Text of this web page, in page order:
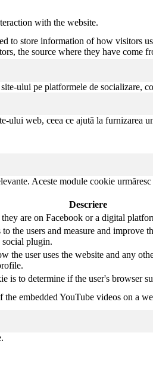
with the website.
to store information of how visitors
the source where they have come
ului pe platformele de socializare,
ului web, ceea ce ajută la furnizarea
Aceste module cookie
Descriere
are on Facebook or a digital
the users and measure and improve
social plugin.
user uses the website and any
is to determine if the user's browser
embedded YouTube videos on a